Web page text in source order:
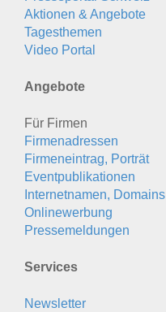
Aktionen & Angebote
Tagesthemen
Video Portal
Angebote
Für Firmen
Firmenadressen
Firmeneintrag, Porträt
Eventpublikationen
Internetnamen, Domains
Onlinewerbung
Pressemeldungen
Services
Newsletter